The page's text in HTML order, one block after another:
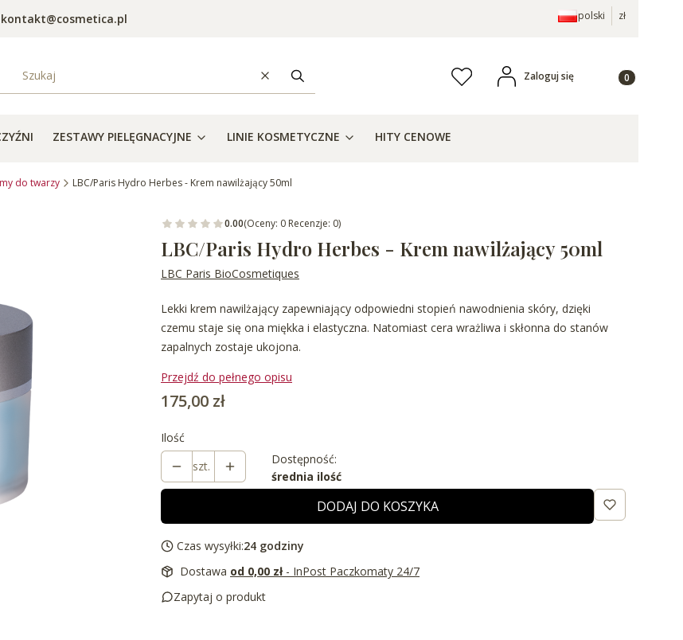
kontakt@cosmetica.pl polski zł
WyczyśćSzukaj Ulubione Zaloguj się Produkty w
ZESTAWY PIELĘGNACYJNE LINIE KOSMETYCZNE HITY CENOWE
do twarzy LBC/Paris Hydro Herbes - Krem nawilżający 50ml
0.00(Oceny: 0 Recenzje: 0)
LBC/Paris Hydro Herbes - Krem nawilżający 50ml
LBC Paris BioCosmetiques
Lekki krem nawilżający zapewniający odpowiedni stopień nawodnienia skóry, dzięki
czemu staje się ona miękka i elastyczna. Natomiast cera wrażliwa i skłonna do stanów
zapalnych zostaje ukojona.
Przejdź do pełnego opisu
Cena
175,00 zł
Ilość
szt.
Dostępność:
średnia ilość
DODAJ DO KOSZYKA
Czas wysyłki:24 godziny
Dostawa od 0,00 zł - InPost Paczkomaty 24/7
Zapytaj o produkt